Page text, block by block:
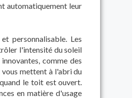
automatiquement leur
personnalisable. Les
l'intensité du soleil
comme des
mettent à l'abri du
le toit est ouvert.
en matière d'usage